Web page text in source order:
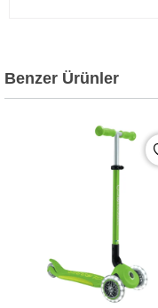
Benzer Ürünler